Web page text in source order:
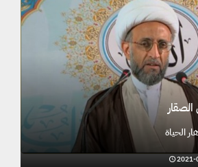
سماحة الشيخ حسن الصقار
العلاقات الإنسانية وازدهار الحياة
11220